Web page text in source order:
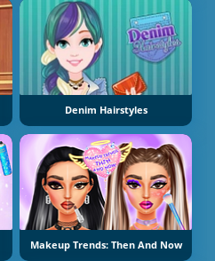
Denim Hairstyles
Makeup Trends: Then And Now